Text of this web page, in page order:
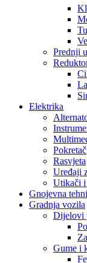
Prednji
Elektrika
Pokretač
Rasvjeta
Uređaji
Utikači i
Gnojevna
Gradnja vozila
Dijelovi
Gume i